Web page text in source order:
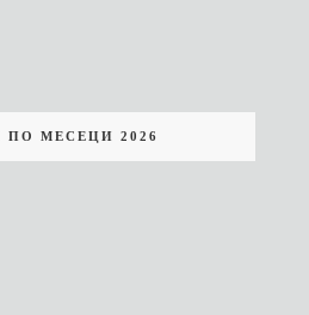
МЕСЕЦИ 2026